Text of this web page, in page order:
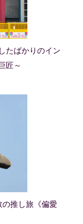
たばかりのイン
匠～
推し旅《偏愛